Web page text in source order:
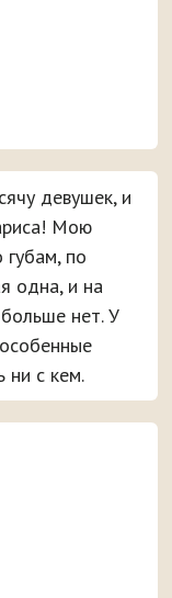
девушек, и
Мою
по
одна, и на
нет. У
ни с кем.